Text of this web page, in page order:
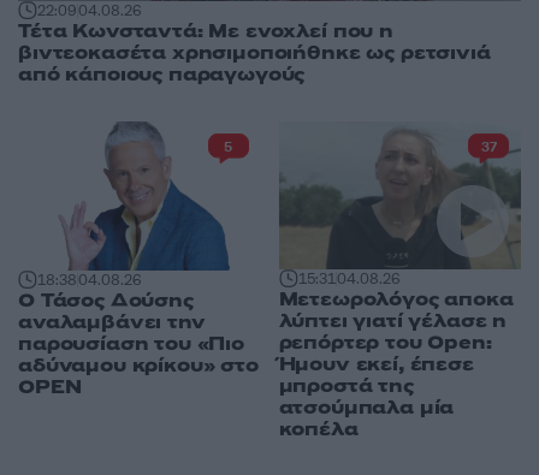
22:0904.08.26
Τέτα Κωνσταντά: Με ενοχλεί που η
βιντεοκασέτα χρησιμοποιήθηκε ως ρετσινιά
από κάποιους παραγωγούς
18:3804.08.26
Ο Τάσος Δούσης
αναλαμβάνει την
παρουσίαση του «Πιο
αδύναμου κρίκου» στο
OPEN
5
15:3104.08.26
Μετεωρολόγος αποκα
λύπτει γιατί γέλασε η
ρεπόρτερ του Open:
Ήμουν εκεί, έπεσε
μπροστά της
ατσούμπαλα μία
κοπέλα
37